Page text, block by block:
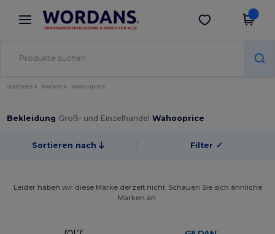
× Wordans App
Bessere Preise in der App!
App holen
Startseite Marken Wahooprice
Bekleidung Groß- und Einzelhandel Wahooprice
Sortieren nach Filter ✓
Leider haben wir diese Marke derzeit nicht. Schauen Sie sich ähnliche
Marken an.